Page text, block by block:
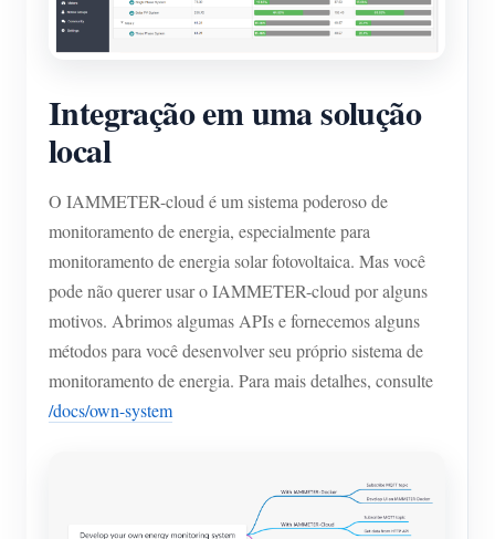
Integração em uma solução
local
O IAMMETER-cloud é um sistema poderoso de
monitoramento de energia, especialmente para
monitoramento de energia solar fotovoltaica. Mas você
pode não querer usar o IAMMETER-cloud por alguns
motivos. Abrimos algumas APIs e fornecemos alguns
métodos para você desenvolver seu próprio sistema de
monitoramento de energia. Para mais detalhes, consulte
/docs/own-system